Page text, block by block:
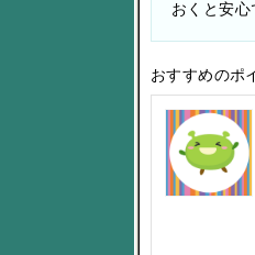
おくと安心
おすすめのポ